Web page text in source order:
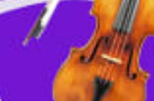
Candlelight
Londres
experiências e cidades
São Paulo
exposições